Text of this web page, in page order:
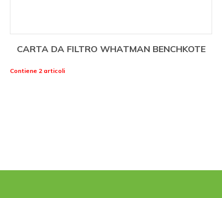
CARTA DA FILTRO WHATMAN BENCHKOTE
Contiene 2 articoli